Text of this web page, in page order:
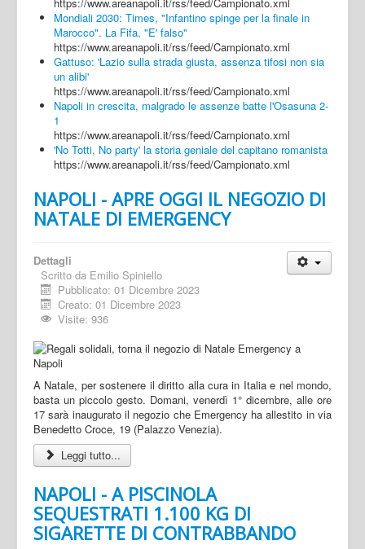
Mondiali 2030: Times, "Infantino spinge per la finale in
Marocco". La Fifa, "E' falso"
https://www.areanapoli.it/rss/feed/Campionato.xml
Gattuso: 'Lazio sulla strada giusta, assenza tifosi non sia
un alibi'
https://www.areanapoli.it/rss/feed/Campionato.xml
Napoli in crescita, malgrado le assenze batte l'Osasuna 2-
1
https://www.areanapoli.it/rss/feed/Campionato.xml
'No Totti, No party' la storia geniale del capitano romanista
https://www.areanapoli.it/rss/feed/Campionato.xml
NAPOLI - APRE OGGI IL NEGOZIO DI
NATALE DI EMERGENCY
Dettagli
Scritto da Emilio Spiniello
Pubblicato: 01 Dicembre 2023
Creato: 01 Dicembre 2023
Visite: 936
A Natale, per sostenere il diritto alla cura in Italia e nel mondo,
basta un piccolo gesto. Domani, venerdì 1° dicembre, alle ore
17 sarà inaugurato il negozio che Emergency ha allestito in via
Benedetto Croce, 19 (Palazzo Venezia).
Leggi tutto...
NAPOLI - A PISCINOLA
SEQUESTRATI 1.100 KG DI
SIGARETTE DI CONTRABBANDO